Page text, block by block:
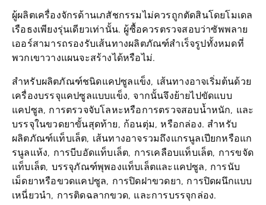
เรือธงเพียงรุ่นเดียวเท่านั้น. ผู้ซื้อควรตรวจสอบว่าซัพพลาย
เออร์สามารถรองรับเส้นทางผลิตภัณฑ์สำเร็จรูปทั้งหมดที่
พวกเขาวางแผนจะสร้างได้หรือไม่.
เครื่องบรรจุแคปซูลแบบแข็ง, จากนั้นจึงย้ายไปขัดแบบ
แคปซูล, การตรวจจับโลหะหรือการตรวจสอบน้ำหนัก, และ
บรรจุในขวดยาขั้นสุดท้าย, ก้อนตุ่ม, หรือกล่อง. สำหรับ
ผลิตภัณฑ์แท็บเล็ต, เส้นทางอาจรวมถึงแกรนูลเปียกหรือแก
รนูลแห้ง, การบีบอัดแท็บเล็ต, การเคลือบแท็บเล็ต, การขจัด
แท็บเล็ต, บรรจุภัณฑ์พุพองแท็บเล็ตและแคปซูล, การนับ
เม็ดยาหรือขวดแคปซูล, การปิดฝาขวดยา, การปิดผนึกแบบ
เหนี่ยวนำ, การติดฉลากขวด, และการบรรจุกล่อง.